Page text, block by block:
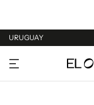
URUGUAY
URUGUAY
ARGENTINA